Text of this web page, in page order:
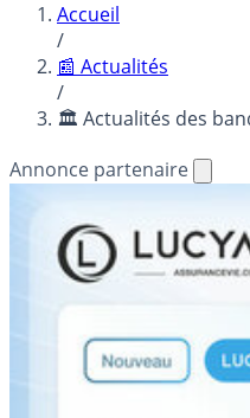
Accueil
/
📰 Actualités
/
🏛️ Actualités des
Annonce partenaire